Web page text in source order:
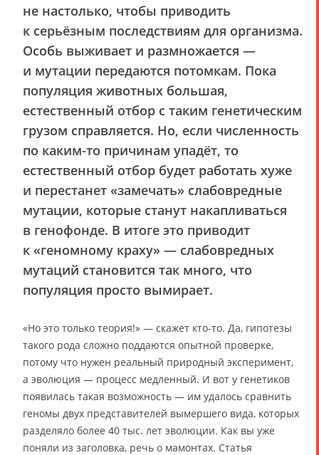
не настолько, чтобы приводить
к серьёзным последствиям для организма.
Особь выживает и размножается —
и мутации передаются потомкам. Пока
популяция животных большая,
естественный отбор с таким генетическим
грузом справляется. Но, если численность
по каким-то причинам упадёт, то
естественный отбор будет работать хуже
и перестанет «замечать» слабовредные
мутации, которые станут накапливаться
в генофонде. В итоге это приводит
к «геномному краху» — слабовредных
мутаций становится так много, что
популяция просто вымирает.
«Но это только теория!» — скажет кто-то. Да, гипотезы
такого рода сложно поддаются опытной проверке,
потому что нужен реальный природный эксперимент,
а эволюция — процесс медленный. И вот у генетиков
появилась такая возможность — им удалось сравнить
геномы двух представителей вымершего вида, которых
разделяло более 40 тыс. лет эволюции. Как вы уже
поняли из заголовка, речь о мамонтах. Статья